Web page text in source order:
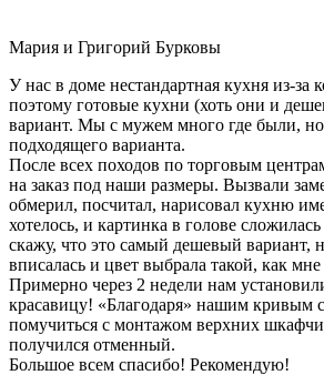
Мария и Григорий Бурковы
У нас в доме нестандартная кухня из-за
поэтому готовые кухни (хоть они и
вариант. Мы с мужем много где были,
подходящего варианта.
После всех походов по торговым
на заказ под наши размеры. Вызвали
обмерил, посчитал, нарисовал кухню
хотелось, и картинка в голове
скажу, что это самый дешевый вариант,
вписалась и цвет выбрала такой, как мне
Примерно через 2 недели нам
красавицу! «Благодаря» нашим кривым
помучиться с монтажом верхних
получился отменный.
Большое всем спасибо! Рекомендую!